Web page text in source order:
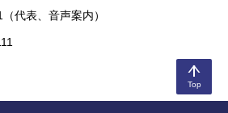
Top
（代表、音声案内）